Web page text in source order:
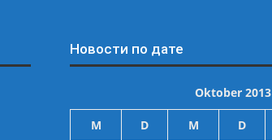
Новости по дате
Oktober 2013
M D M D